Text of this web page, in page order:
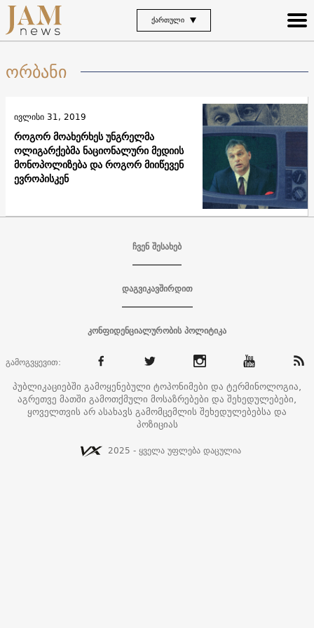
ᲥᲐᲠᲗᲣᲚᲘ
ორბანი
როგორ მოახერხეს უნგრელმა
ოლიგარქებმა ნაციონალური მედიის
მონოპოლიზება და როგორ მიიწევენ
ევროპისკენ
ივლისი 31, 2019
ჩვენ შესახებ
დაგვიკავშირდით
კონფიდენციალურობის პოლიტიკა
გამოგვყევით:
პუბლიკაციებში გამოყენებული ტოპონიმები და ტერმინოლოგია,
აგრეთვე მათში გამოთქმული მოსაზრებები და შეხედულებები,
ყოველთვის არ ასახავს გამომცემლის შეხედულებებსა და
პოზიციას
2025 - ყველა უფლება დაცულია